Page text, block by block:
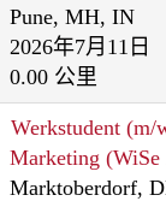
Pune, MH, IN
2026年7月11日
0.00 公里
Werkstudent (m/
Marketing (WiSe
Marktoberdorf,